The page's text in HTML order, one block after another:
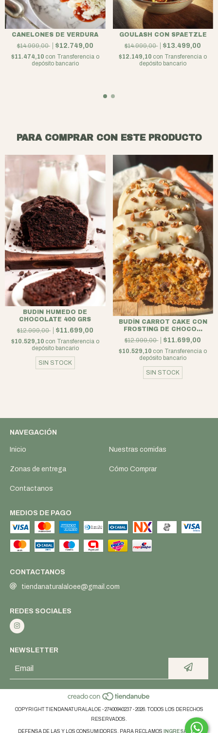
CANELONES DE VERDURA
$14.999,00
$12.749,00
$11.474,10 con Transferencia o
depósito bancario
GOULASH CON SPAETZLE
$14.999,00
$13.499,00
$12.149,10 con Transferencia o
depósito bancario
PARA COMPRAR CON ESTE PRODUCTO
BUDIN HUMEDO DE
CHOCOLATE 400 GRS
$12.999,00
$11.699,00
$10.529,10 con Transferencia o
depósito bancario
SIN STOCK
BUDÍN CARROT CAKE CON
FROSTING DE CHOCO...
$12.999,00
$11.699,00
$10.529,10 con Transferencia o
depósito bancario
SIN STOCK
NAVEGACIÓN
Inicio Nuestras comidas
Zonas de entrega Cómo Comprar
Contactanos
MEDIOS DE PAGO
CONTACTANOS
tiendanaturalaloee@gmail.com
REDES SOCIALES
NEWSLETTER
COPYRIGHT TIENDANATURALALOE - 27400940237 - 2026. TODOS LOS DERECHOS
RESERVADOS.
DEFENSA DE LAS Y LOS CONSUMIDORES. PARA RECLAMOS INGRESÁ ACÁ.